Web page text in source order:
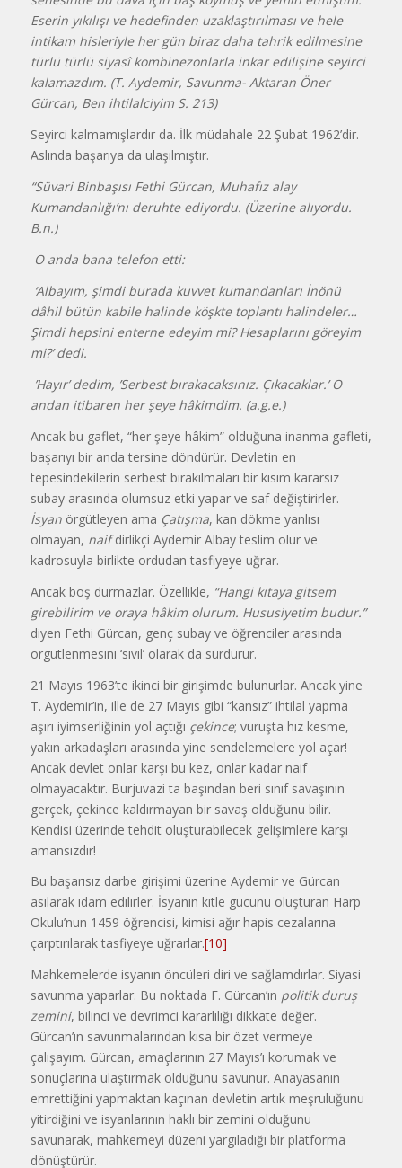
Eserin yıkılışı ve hedefinden uzaklaştırılması ve hele
intikam hisleriyle her gün biraz daha tahrik edilmesine
türlü türlü siyasî kombinezonlarla inkar edilişine seyirci
kalamazdım. (T. Aydemir, Savunma- Aktaran Öner
Gürcan, Ben ihtilalciyim S. 213)
Seyirci kalmamışlardır da. İlk müdahale 22 Şubat 1962’dir.
Aslında başarıya da ulaşılmıştır.
“Süvari Binbaşısı Fethi Gürcan, Muhafız alay
Kumandanlığı’nı deruhte ediyordu. (Üzerine alıyordu.
B.n.)
O anda bana telefon etti:
‘Albayım, şimdi burada kuvvet kumandanları İnönü
dâhil bütün kabile halinde köşkte toplantı halindeler…
Şimdi hepsini enterne edeyim mi? Hesaplarını göreyim
mi?’ dedi.
’Hayır’ dedim, ’Serbest bırakacaksınız. Çıkacaklar.’ O
andan itibaren her şeye hâkimdim. (a.g.e.)
Ancak bu gaflet, “her şeye hâkim” olduğuna inanma gafleti,
başarıyı bir anda tersine döndürür. Devletin en
tepesindekilerin serbest bırakılmaları bir kısım kararsız
subay arasında olumsuz etki yapar ve saf değiştirirler.
İsyanörgütleyen ama Çatışma, kan dökme yanlısı
olmayan, naifdirlikçi Aydemir Albay teslim olur ve
kadrosuyla birlikte ordudan tasfiyeye uğrar.
Ancak boş durmazlar. Özellikle, “Hangi kıtaya gitsem
girebilirim ve oraya hâkim olurum. Hususiyetim budur.”
diyen Fethi Gürcan, genç subay ve öğrenciler arasında
örgütlenmesini ‘sivil’ olarak da sürdürür.
21 Mayıs 1963’te ikinci bir girişimde bulunurlar. Ancak yine
T. Aydemir’in, ille de 27 Mayıs gibi “kansız” ihtilal yapma
aşırı iyimserliğinin yol açtığı çekince; vuruşta hız kesme,
yakın arkadaşları arasında yine sendelemelere yol açar!
Ancak devlet onlar karşı bu kez, onlar kadar naif
olmayacaktır. Burjuvazi ta başından beri sınıf savaşının
gerçek, çekince kaldırmayan bir savaş olduğunu bilir.
Kendisi üzerinde tehdit oluşturabilecek gelişimlere karşı
amansızdır!
Bu başarısız darbe girişimi üzerine Aydemir ve Gürcan
asılarak idam edilirler. İsyanın kitle gücünü oluşturan Harp
Okulu’nun 1459 öğrencisi, kimisi ağır hapis cezalarına
çarptırılarak tasfiyeye uğrarlar.[10]
Mahkemelerde isyanın öncüleri diri ve sağlamdırlar. Siyasi
savunma yaparlar. Bu noktada F. Gürcan’ın politik duruş
zemini, bilinci ve devrimci kararlılığı dikkate değer.
Gürcan’ın savunmalarından kısa bir özet vermeye
çalışayım. Gürcan, amaçlarının 27 Mayıs’ı korumak ve
sonuçlarına ulaştırmak olduğunu savunur. Anayasanın
emrettiğini yapmaktan kaçınan devletin artık meşruluğunu
yitirdiğini ve isyanlarının haklı bir zemini olduğunu
savunarak, mahkemeyi düzeni yargıladığı bir platforma
dönüştürür.